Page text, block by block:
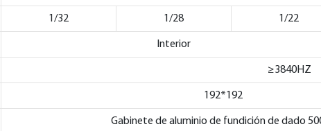
1/32 1/28 1/22
Interior
≥3840HZ
192*192
Gabinete de aluminio de fundición de dado